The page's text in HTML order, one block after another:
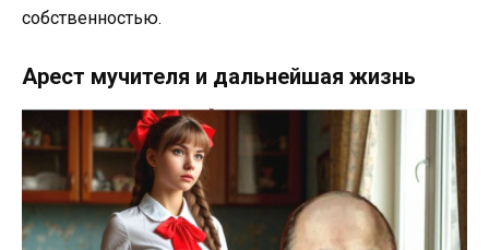
собственностью.
Арест мучителя и дальнейшая жизнь